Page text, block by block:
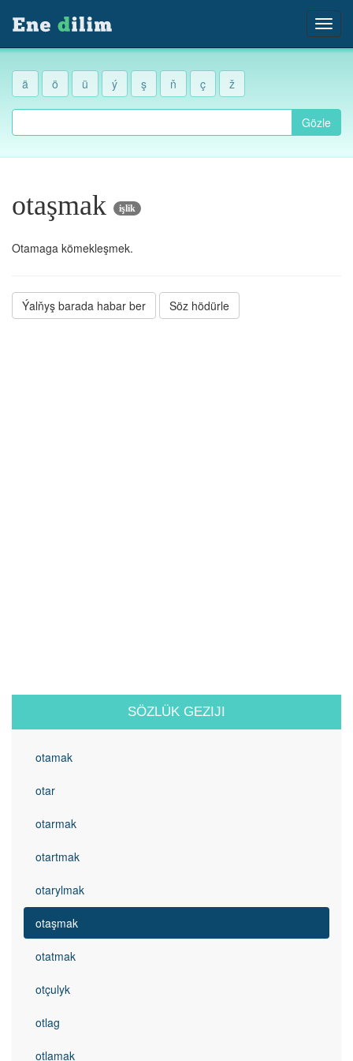
ä ö ü ý ş ň ç ž
Gözle
otaşmak işlik
Otamaga kömekleşmek.
Ýalňyş barada habar ber Söz hödürle
SÖZLÜK GEZIJI
otamak
otar
otarmak
otartmak
otarylmak
otaşmak
otatmak
otçulyk
otlag
otlamak